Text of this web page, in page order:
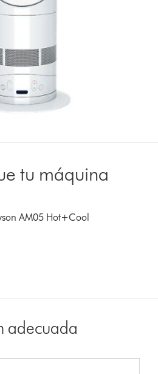
tu máquina
AM05 Hot+Cool
adecuada